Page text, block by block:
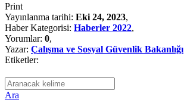
Print
Yayınlanma tarihi: Eki 24, 2023,
Haber Kategorisi: Haberler 2022,
Yorumlar: 0,
Yazar: Çalışma ve Sosyal Güvenlik Bakanlığı
Etiketler:
Ara